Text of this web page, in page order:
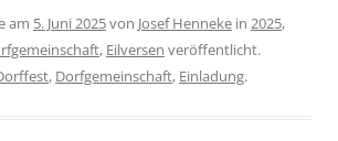
am 5. Juni 2025von Josef Henneke in 2025,
, Eilversen veröffentlicht.
, Dorfgemeinschaft, Einladung.